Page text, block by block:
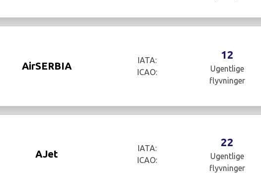
AirSERBIA
IATA:
ICAO:
12
Ugentlige
flyvninger
AJet
IATA:
ICAO:
22
Ugentlige
flyvninger